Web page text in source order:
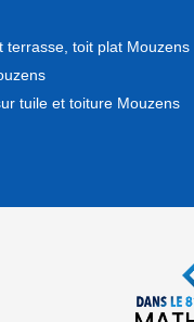
terrasse, toit plat Mouzens
tuile et toiture Mouzens